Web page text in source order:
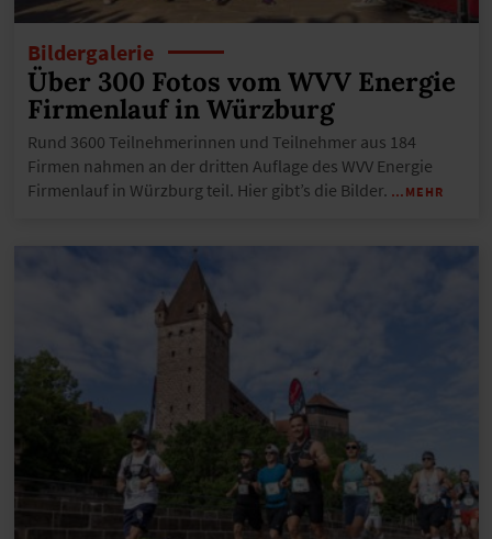
Bildergalerie
Über 300 Fotos vom WVV Energie
Firmenlauf in Würzburg
Rund 3600 Teilnehmerinnen und Teilnehmer aus 184
Firmen nahmen an der dritten Auflage des WVV Energie
Firmenlauf in Würzburg teil. Hier gibt’s die Bilder. …MEHR